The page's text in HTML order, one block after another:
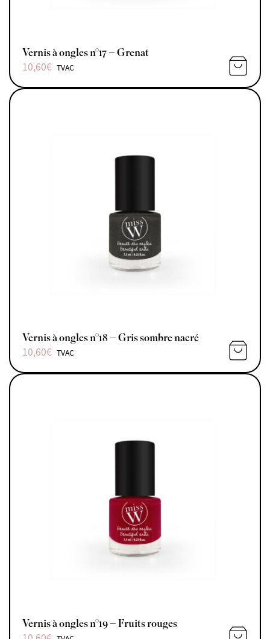
Vernis à ongles n°17 – Grenat
10,60€ TVAC
Vernis à ongles n°18 – Gris sombre nacré
10,60€ TVAC
Vernis à ongles n°19 – Fruits rouges